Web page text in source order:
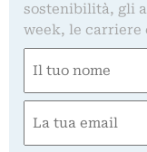
sostenibilità, gli
week, le carriere
(Required)
First
(Required)